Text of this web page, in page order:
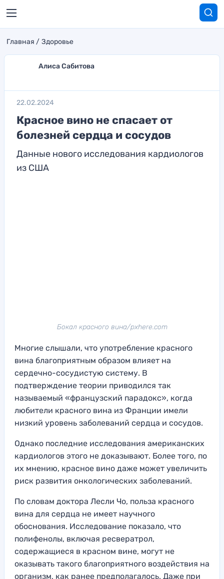
Главная Здоровье
Алиса Сабитова
22.02.2024
Красное вино не спасает от
болезней сердца и сосудов
Данные нового исследования кардиологов
из США
Бокал красного вина/pxhere.com
Многие слышали, что употребление красного
вина благоприятным образом влияет на
сердечно-сосудистую систему. В
подтверждение теории приводился так
называемый «французский парадокс», когда
любители красного вина из Франции имели
низкий уровень заболеваний сердца и сосудов.
Однако последние исследования американских
кардиологов этого не доказывают. Более того, по
их мнению, красное вино даже может увеличить
риск развития онкологических заболеваний.
По словам доктора Лесли Чо, польза красного
вина для сердца не имеет научного
обоснования. Исследование показало, что
полифенолы, включая ресвератрол,
содержащиеся в красном вине, могут не
оказывать такого благоприятного воздействия на
организм, как ранее предполагалось. Даже при